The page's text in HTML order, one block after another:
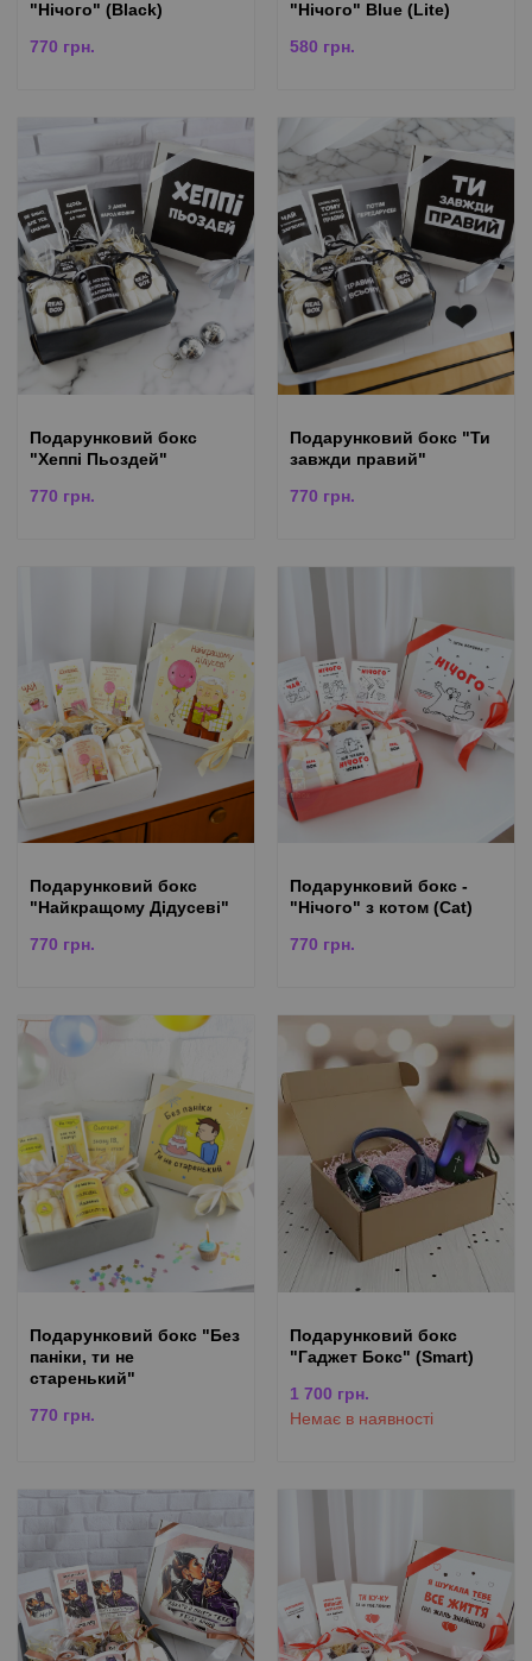
"Нічого" (Black)
770 грн.
"Нічого" Blue (Lite)
580 грн.
Подарунковий бокс
"Хеппі Пьоздей"
770 грн.
Подарунковий бокс "Ти
завжди правий"
770 грн.
Подарунковий бокс
"Найкращому Дідусеві"
770 грн.
Подарунковий бокс -
"Нічого" з котом (Cat)
770 грн.
Подарунковий бокс "Без
паніки, ти не
старенький"
770 грн.
Подарунковий бокс
"Гаджет Бокс" (Smart)
1 700 грн.
Немає в наявності